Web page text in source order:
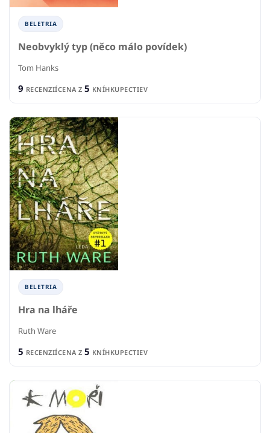
BELETRIA
Neobvyklý typ (něco málo povídek)
Tom Hanks
9 RECENZIÍCENA Z 5 KNÍHKUPECTIEV
BELETRIA
Hra na lháře
Ruth Ware
5 RECENZIÍCENA Z 5 KNÍHKUPECTIEV